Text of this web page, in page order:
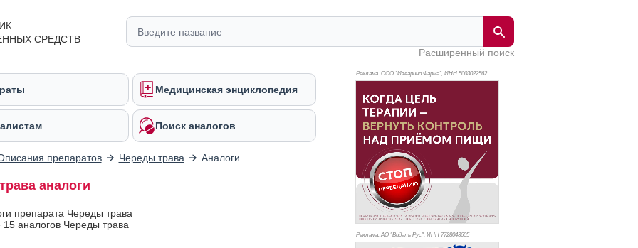
СРЕДСТВ
Расширенный поиск
Медицинская энциклопедия
Поиск аналогов
препаратов Череды трава Аналоги
аналоги
препарата Череды трава
15 аналогов Череды трава
Реклама. ООО "Изварино Фарма", ИНН 5003022562
Реклама. АО "Видаль Рус", ИНН 7728043605